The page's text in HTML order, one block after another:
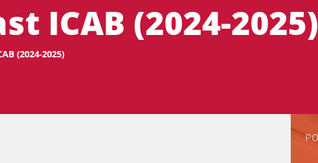
ICAB (2024-2025)
(2024-2025)